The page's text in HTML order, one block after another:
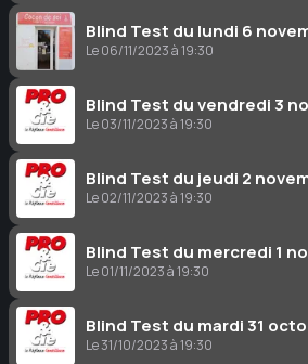
Blind Test du lundi 6
Le 06/11/2023 à 19:30
Blind Test du vendredi 3
Le 03/11/2023 à 19:30
Blind Test du jeudi 2
Le 02/11/2023 à 19:30
Blind Test du mercredi 1
Le 01/11/2023 à 19:30
Blind Test du mardi 31
Le 31/10/2023 à 19:30